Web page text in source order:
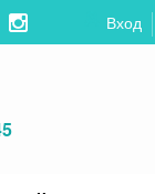
Вход